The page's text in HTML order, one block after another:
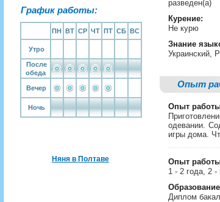
График работы:
ПН ВТ СР ЧТ ПТ СБ ВС
Утро
После
обеда
Вечер
Ночь
Няня в Полтаве
разведен(а)
Курение:
Не курю
Знание
Украинский,
Опыт
Опыт
одевании.
игры дома.
Опыт
1 - 2 года, 2 -
Диплом